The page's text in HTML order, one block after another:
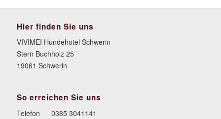
Hier finden Sie uns
VIVIMEI Hundehotel Schwerin
Stern Buchholz 25
19061 Schwerin
So erreichen Sie uns
Telefon
0385 3041141